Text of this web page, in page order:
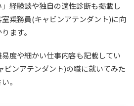
経験談や独自の適性診断も掲載し
乗務員(キャビンアテンダント)に向
ます。
度や細かい仕事内容も記載してい
ビンアテンダント)の職に就いてみた
。